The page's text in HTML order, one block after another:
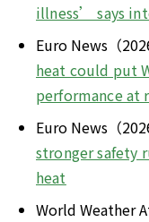
illness’ says
Euro News（
heat could put
performance at
Euro News（
stronger safety
heat
World Weather